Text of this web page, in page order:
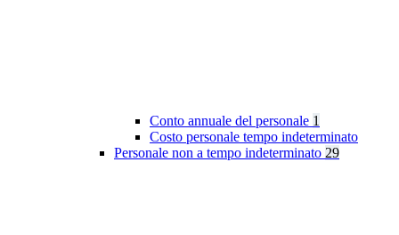
Conto annuale del personale 1
Costo personale tempo indeterminato
Personale non a tempo indeterminato 29